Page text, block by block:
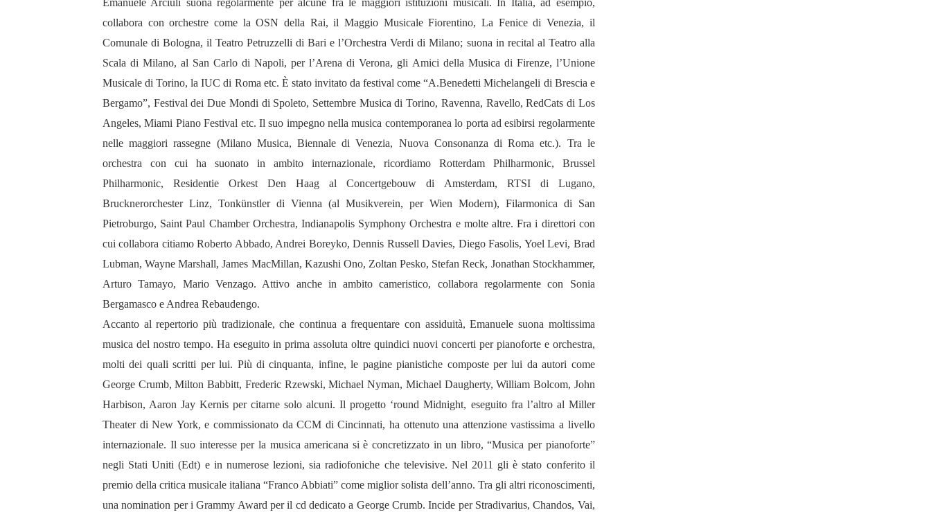
Emanuele Arciuli suona regolarmente per alcune fra le maggiori istituzioni musicali. In Italia, ad esempio,
collabora con orchestre come la OSN della Rai, il Maggio Musicale Fiorentino, La Fenice di Venezia, il
Comunale di Bologna, il Teatro Petruzzelli di Bari e l’Orchestra Verdi di Milano; suona in recital al Teatro alla
Scala di Milano, al San Carlo di Napoli, per l’Arena di Verona, gli Amici della Musica di Firenze, l’Unione
Musicale di Torino, la IUC di Roma etc. È stato invitato da festival come “A.Benedetti Michelangeli di Brescia e
Bergamo”, Festival dei Due Mondi di Spoleto, Settembre Musica di Torino, Ravenna, Ravello, RedCats di Los
Angeles, Miami Piano Festival etc. Il suo impegno nella musica contemporanea lo porta ad esibirsi regolarmente
nelle maggiori rassegne (Milano Musica, Biennale di Venezia, Nuova Consonanza di Roma etc.). Tra le
orchestra con cui ha suonato in ambito internazionale, ricordiamo Rotterdam Philharmonic, Brussel
Philharmonic, Residentie Orkest Den Haag al Concertgebouw di Amsterdam, RTSI di Lugano,
Brucknerorchester Linz, Tonkünstler di Vienna (al Musikverein, per Wien Modern), Filarmonica di San
Pietroburgo, Saint Paul Chamber Orchestra, Indianapolis Symphony Orchestra e molte altre. Fra i direttori con
cui collabora citiamo Roberto Abbado, Andrei Boreyko, Dennis Russell Davies, Diego Fasolis, Yoel Levi, Brad
Lubman, Wayne Marshall, James MacMillan, Kazushi Ono, Zoltan Pesko, Stefan Reck, Jonathan Stockhammer,
Arturo Tamayo, Mario Venzago. Attivo anche in ambito cameristico, collabora regolarmente con Sonia
Bergamasco e Andrea Rebaudengo.
Accanto al repertorio più tradizionale, che continua a frequentare con assiduità, Emanuele suona moltissima
musica del nostro tempo. Ha eseguito in prima assoluta oltre quindici nuovi concerti per pianoforte e orchestra,
molti dei quali scritti per lui. Più di cinquanta, infine, le pagine pianistiche composte per lui da autori come
George Crumb, Milton Babbitt, Frederic Rzewski, Michael Nyman, Michael Daugherty, William Bolcom, John
Harbison, Aaron Jay Kernis per citarne solo alcuni. Il progetto ‘round Midnight, eseguito fra l’altro al Miller
Theater di New York, e commissionato da CCM di Cincinnati, ha ottenuto una attenzione vastissima a livello
internazionale. Il suo interesse per la musica americana si è concretizzato in un libro, “Musica per pianoforte”
negli Stati Uniti (Edt) e in numerose lezioni, sia radiofoniche che televisive. Nel 2011 gli è stato conferito il
premio della critica musicale italiana “Franco Abbiati” come miglior solista dell’anno. Tra gli altri riconoscimenti,
una nomination per i Grammy Award per il cd dedicato a George Crumb. Incide per Stradivarius, Chandos, Vai,